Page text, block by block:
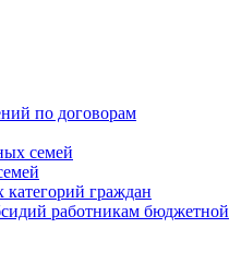
по договорам
семей
граждан
работникам бюджетной